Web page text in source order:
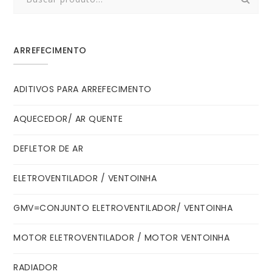
ARREFECIMENTO
ADITIVOS PARA ARREFECIMENTO
AQUECEDOR/ AR QUENTE
DEFLETOR DE AR
ELETROVENTILADOR / VENTOINHA
GMV=CONJUNTO ELETROVENTILADOR/ VENTOINHA
MOTOR ELETROVENTILADOR / MOTOR VENTOINHA
RADIADOR